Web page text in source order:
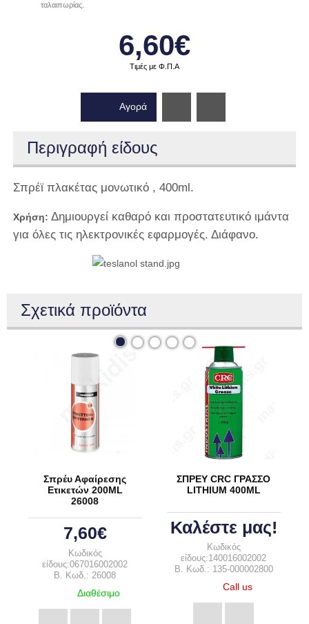
ταλαιπωρίας.
6,60€
Τιμές με Φ.Π.Α
Αγορά
Περιγραφή είδους
Σπρέϊ πλακέτας μονωτικό , 400ml.
Χρήση: Δημιουργεί καθαρό και προστατευτικό ιμάντα
για όλες τις ηλεκτρονικές εφαρμογές. Διάφανο.
Σχετικά προϊόντα
Σπρέυ Αφαίρεσης
Ετικετών 200ML
26008
7,60€
Κωδικός
είδους:067016002002
B. Κωδ.: 26008
Διαθέσιμο
ΣΠΡΕΥ CRC ΓΡΑΣΣΟ
LITHIUM 400ML
Καλέστε μας!
Κωδικός
είδους:140016002002
B. Κωδ.: 135-000002800
Call us